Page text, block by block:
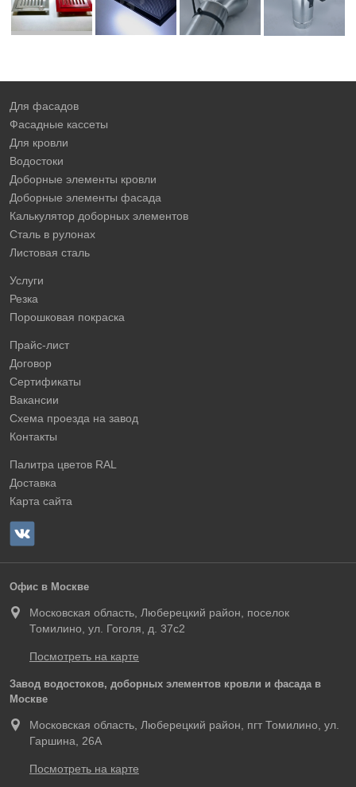
Для фасадов
Фасадные кассеты
Для кровли
Водостоки
Доборные элементы кровли
Доборные элементы фасада
Калькулятор доборных элементов
Сталь в рулонах
Листовая сталь
Услуги
Резка
Порошковая покраска
Прайс-лист
Договор
Сертификаты
Вакансии
Схема проезда на завод
Контакты
Палитра цветов RAL
Доставка
Карта сайта
Офис в Москве
Московская область, Люберецкий район, поселок
Томилино, ул. Гоголя, д. 37с2
Посмотреть на карте
Завод водостоков, доборных элементов кровли и фасада в
Москве
Московская область, Люберецкий район, пгт Томилино, ул.
Гаршина, 26А
Посмотреть на карте